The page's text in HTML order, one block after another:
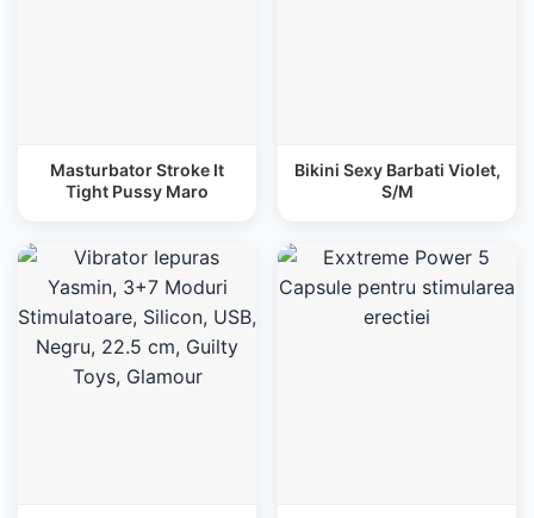
Masturbator Stroke It
Tight Pussy Maro
Bikini Sexy Barbati Violet,
S/M